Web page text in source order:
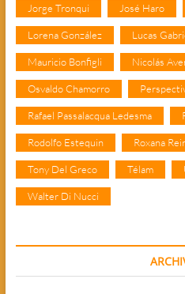
Jorge Tronqui José Haro
Lorena González Lucas
Mauricio Bonfigli Nicolás
Osvaldo Chamorro
Rafael Passalacqua Ledesma
Rodolfo Estequin Roxana
Tony Del Greco Télam
Walter Di Nucci